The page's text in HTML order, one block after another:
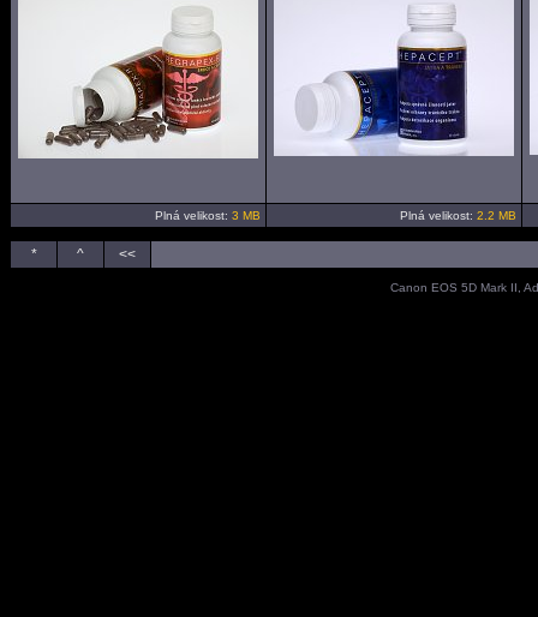
Plná velikost: 3 MB Plná velikost: 2.2 MB
* ^ <<
Canon EOS 5D Mark II,